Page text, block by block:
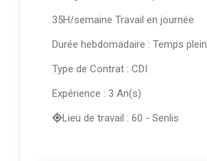
35H/semaine Travail en journée
Durée hebdomadaire : Temps plein
Type de Contrat : CDI
Expérience : 3 An(s)
Lieu de travail : 60 - Senlis